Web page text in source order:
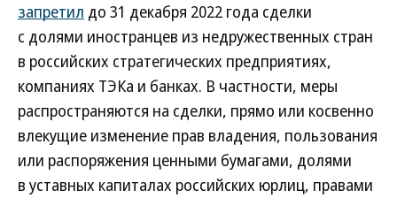
запретил до 31 декабря 2022 года сделки
с долями иностранцев из недружественных стран
в российских стратегических предприятиях,
компаниях ТЭКа и банках. В частности, меры
распространяются на сделки, прямо или косвенно
влекущие изменение прав владения, пользования
или распоряжения ценными бумагами, долями
в уставных капиталах российских юрлиц, правами